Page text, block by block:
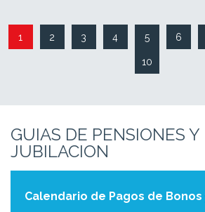
GUIAS DE PENSIONES Y
JUBILACION
Calendario de Pagos de Bonos